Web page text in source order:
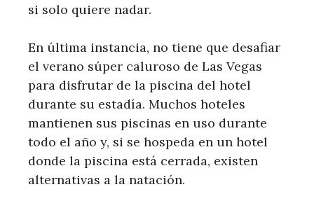
si solo quiere nadar.
En última instancia, no tiene que desafiar
el verano súper caluroso de Las Vegas
para disfrutar de la piscina del hotel
durante su estadía. Muchos hoteles
mantienen sus piscinas en uso durante
todo el año y, si se hospeda en un hotel
donde la piscina está cerrada, existen
alternativas a la natación.